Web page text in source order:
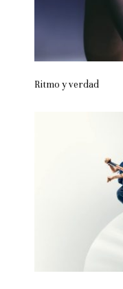
Ritmo y verdad